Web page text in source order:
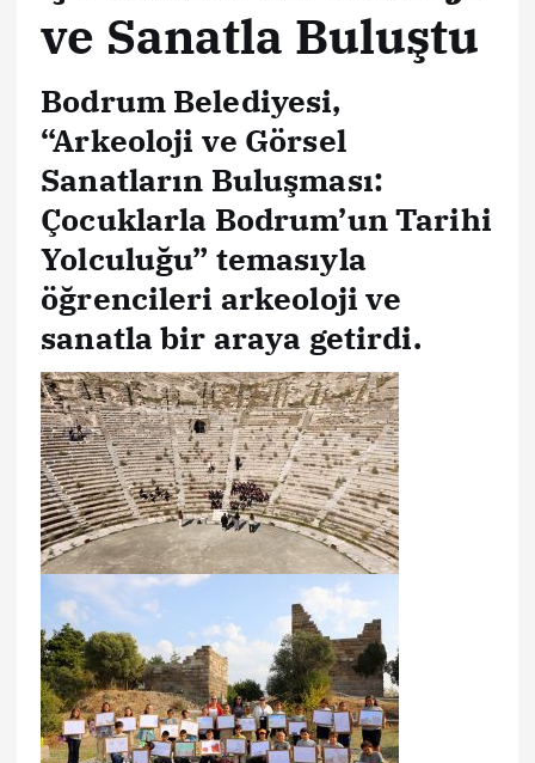
ve Sanatla Buluştu
Bodrum Belediyesi,
“Arkeoloji ve Görsel
Sanatların Buluşması:
Çocuklarla Bodrum’un Tarihi
Yolculuğu” temasıyla
öğrencileri arkeoloji ve
sanatla bir araya getirdi.